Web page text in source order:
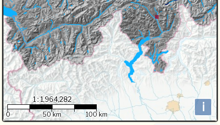
i
1 : 1,964,282
0 50 km 100 km